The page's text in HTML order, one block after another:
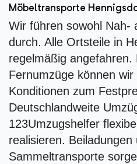
Möbeltransporte
Wir führen sowohl Nah-
durch. Alle Ortsteile in
regelmäßig angefahren.
Fernumzüge können
Konditionen zum
Deutschlandweite
123Umzugshelfer
realisieren. Beiladungen
Sammeltransporte